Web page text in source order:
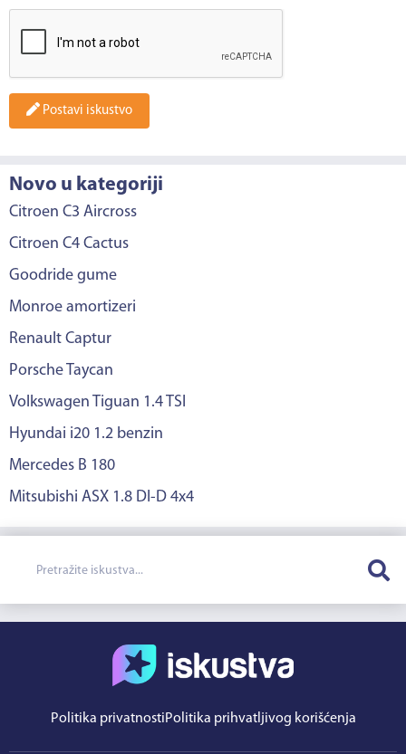
Postavi iskustvo
Novo u kategoriji
Citroen C3 Aircross
Citroen C4 Cactus
Goodride gume
Monroe amortizeri
Renault Captur
Porsche Taycan
Volkswagen Tiguan 1.4 TSI
Hyundai i20 1.2 benzin
Mercedes B 180
Mitsubishi ASX 1.8 DI-D 4x4
Politika privatnostiPolitika prihvatljivog korišćenja